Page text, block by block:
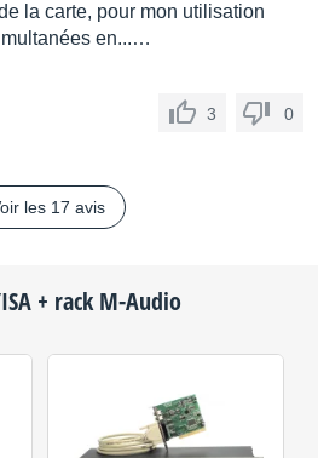
la carte, pour mon utilisation
en...…
3
0
les 17 avis
+ rackM-Audio